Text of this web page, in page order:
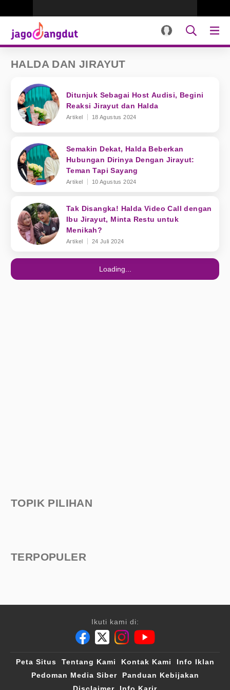
HALDA DAN JIRAYUT
Ditunjuk Sebagai Host Audisi, Begini
Reaksi Jirayut dan Halda
Artikel 18 Agustus 2024
Semakin Dekat, Halda Beberkan
Hubungan Dirinya Dengan Jirayut:
Teman Tapi Sayang
Artikel 10 Agustus 2024
Tak Disangka! Halda Video Call dengan
Ibu Jirayut, Minta Restu untuk
Menikah?
Artikel 24 Juli 2024
Loading...
TOPIK PILIHAN
TERPOPULER
Ikuti kami di:
Peta Situs Tentang Kami Kontak Kami
Info Iklan
Pedoman Media Siber
Panduan Kebijakan